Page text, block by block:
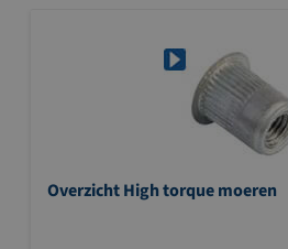
Overzicht High torque moeren